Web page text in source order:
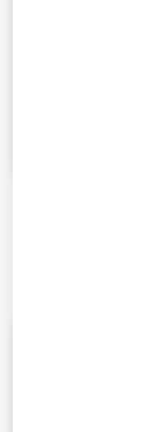
Notice de
ORANGE
Dénomination